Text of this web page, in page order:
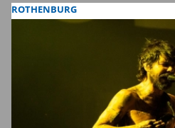
ROTHENBURG